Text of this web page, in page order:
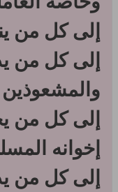
إلى كل من
إلى كل من
والمشعوذين
إلى كل من
إخوانه
إلى كل من